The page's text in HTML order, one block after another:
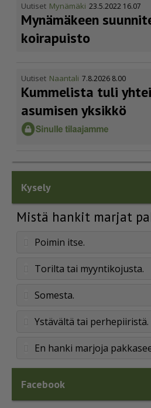
Uutiset Mynämäki 23.5.2022 16.07
Mynämäkeen
koirapuisto
Uutiset Naantali 7.8.2026 8.00
Kummelista tuli
asumisen yksikkö
Kysely
Mistä hankit marjat
Poimin itse.
Torilta tai myyntikojusta.
Somesta.
Ystävältä tai perhepiiristä.
En hanki marjoja
Facebook